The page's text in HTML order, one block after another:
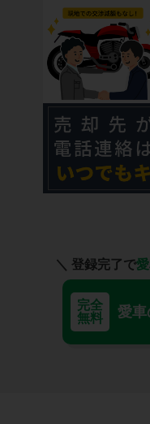
＼ 登録完了で
完全
無料
愛